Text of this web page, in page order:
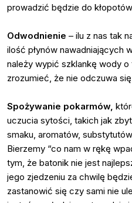
prowadzić będzie do
Odwodnienie – ilu z nas tak
ilość płynów nawadniających
należy wypić szklankę wody
zrozumieć, że nie odczuwa
Spożywanie pokarmów,
uczucia sytości, takich jak
smaku, aromatów,
Bierzemy “co nam w rękę
tym, że batonik nie jest
jego zjedzeniu za chwilę
zastanowić się czy sami nie